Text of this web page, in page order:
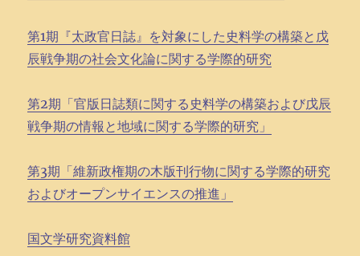
第1期『太政官日誌』を対象にした史料学の構築と戊
辰戦争期の社会文化論に関する学際的研究
第2期「官版日誌類に関する史料学の構築および戊辰
戦争期の情報と地域に関する学際的研究」
第3期「維新政権期の木版刊行物に関する学際的研究
およびオープンサイエンスの推進」
国文学研究資料館